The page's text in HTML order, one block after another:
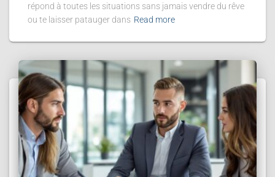
répond à toutes les situations sans jamais vendre du rêve
ou te laisser patauger dans Read more